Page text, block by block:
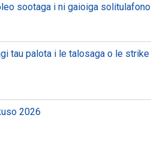
sootaga i ni gaioiga solitulafono
tau palota i le talosaga o le strike
2026